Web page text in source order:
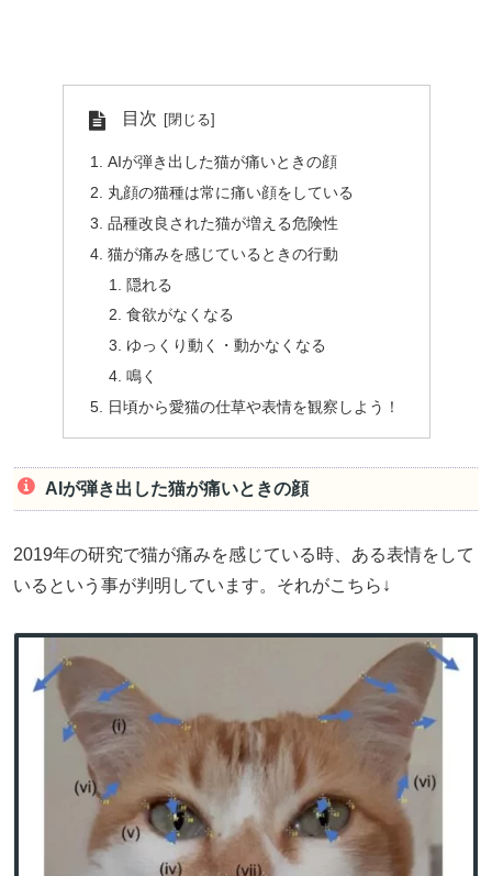
目次
AIが弾き出した猫が痛いときの顔
丸顔の猫種は常に痛い顔をしている
品種改良された猫が増える危険性
猫が痛みを感じているときの行動
隠れる
食欲がなくなる
ゆっくり動く・動かなくなる
鳴く
日頃から愛猫の仕草や表情を観察しよう！
AIが弾き出した猫が痛いときの顔
2019年の研究で猫が痛みを感じている時、ある表情をして
いるという事が判明しています。それがこちら↓